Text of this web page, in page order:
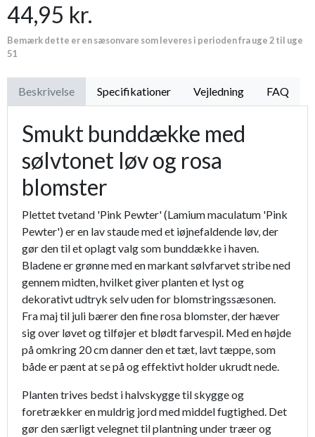
44,95 kr.
Bemærk dette er en sæsonvare som leveres i perioden fra uge 2 til uge
51
Beskrivelse Specifikationer Vejledning FAQ
Smukt bunddække med
sølvtonet løv og rosa
blomster
Plettet tvetand 'Pink Pewter' (Lamium maculatum 'Pink
Pewter') er en lav staude med et iøjnefaldende løv, der
gør den til et oplagt valg som bunddække i haven.
Bladene er grønne med en markant sølvfarvet stribe ned
gennem midten, hvilket giver planten et lyst og
dekorativt udtryk selv uden for blomstringssæsonen.
Fra maj til juli bærer den fine rosa blomster, der hæver
sig over løvet og tilføjer et blødt farvespil. Med en højde
på omkring 20 cm danner den et tæt, lavt tæppe, som
både er pænt at se på og effektivt holder ukrudt nede.
Planten trives bedst i halvskygge til skygge og
foretrækker en muldrig jord med middel fugtighed. Det
gør den særligt velegnet til plantning under træer og